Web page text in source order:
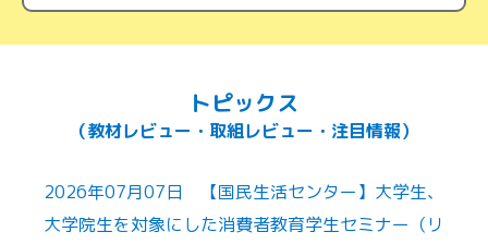
トピックス
（教材レビュー・取組レビュー・注目情報）
2026年07月07日 【国民生活センター】大学生、
大学院生を対象にした消費者教育学生セミナー（リ